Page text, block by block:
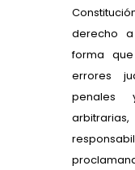
derecho
forma
errores
penales